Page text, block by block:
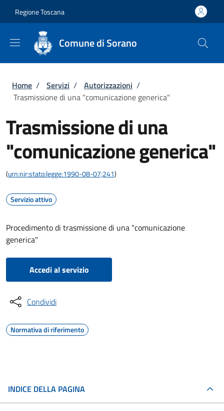
Regione Toscana
Comune di Sorano
Briciole di pane
Home / Servizi / Autorizzazioni /
Trasmissione di una "comunicazione generica"
Trasmissione di una
"comunicazione generica"
(urn:nir:stato:legge:1990-08-07;241)
Servizio attivo
Procedimento di trasmissione di una "comunicazione
generica"
Accedi al servizio
Condividi
Normativa di riferimento
INDICE DELLA PAGINA